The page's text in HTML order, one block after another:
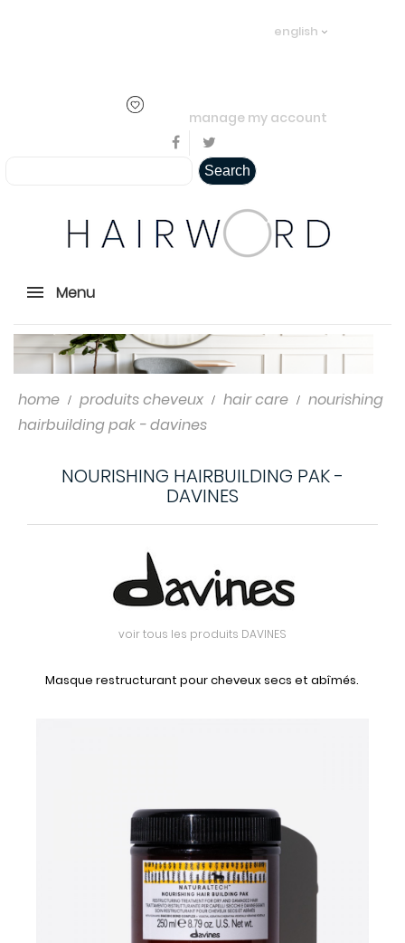
english
manage my account
Search
Menu
home produits cheveux hair care
nourishing
hairbuilding pak - davines
NOURISHING HAIRBUILDING PAK -
DAVINES
voir tous les produits DAVINES
Masque restructurant pour cheveux secs et abîmés.